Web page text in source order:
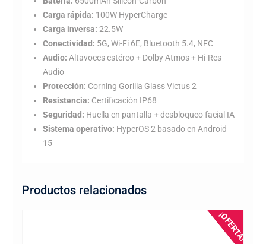
Carga rápida: 100W HyperCharge
Carga inversa: 22.5W
Conectividad: 5G, Wi-Fi 6E, Bluetooth 5.4, NFC
Audio: Altavoces estéreo + Dolby Atmos + Hi-Res
Audio
Protección: Corning Gorilla Glass Victus 2
Resistencia: Certificación IP68
Seguridad: Huella en pantalla + desbloqueo facial IA
Sistema operativo: HyperOS 2 basado en Android
15
Productos relacionados
¡OFERTA!